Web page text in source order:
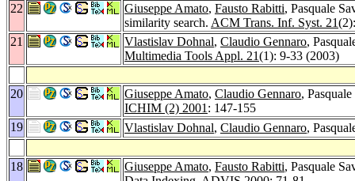
22
Giuseppe Amato, Fausto Rabitti, Pasquale
similarity search. ACM Trans. Inf. Syst. 21
21
Vlastislav Dohnal, Claudio Gennaro,
Multimedia Tools Appl. 21(1): 9-33 (2003)
20 Giuseppe Amato, Claudio Gennaro,
ICHIM (2) 2001 : 147-155
19
Vlastislav Dohnal, Claudio Gennaro,
18 Giuseppe Amato, Fausto Rabitti, Pasquale